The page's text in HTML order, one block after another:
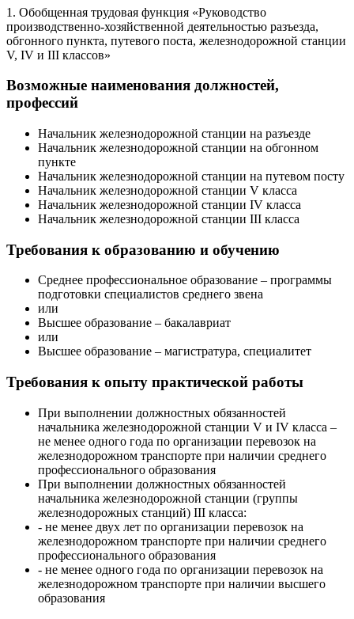
1. Обобщенная трудовая функция «Руководство
производственно-хозяйственной деятельностью разъезда,
обгонного пункта, путевого поста, железнодорожной станции
V, IV и III классов»
Возможные наименования должностей,
профессий
Начальник железнодорожной станции на разъезде
Начальник железнодорожной станции на обгонном
пункте
Начальник железнодорожной станции на путевом посту
Начальник железнодорожной станции V класса
Начальник железнодорожной станции IV класса
Начальник железнодорожной станции III класса
Требования к образованию и обучению
Среднее профессиональное образование – программы
подготовки специалистов среднего звена
или
Высшее образование – бакалавриат
или
Высшее образование – магистратура, специалитет
Требования к опыту практической работы
При выполнении должностных обязанностей
начальника железнодорожной станции V и IV класса –
не менее одного года по организации перевозок на
железнодорожном транспорте при наличии среднего
профессионального образования
При выполнении должностных обязанностей
начальника железнодорожной станции (группы
железнодорожных станций) III класса:
- не менее двух лет по организации перевозок на
железнодорожном транспорте при наличии среднего
профессионального образования
- не менее одного года по организации перевозок на
железнодорожном транспорте при наличии высшего
образования